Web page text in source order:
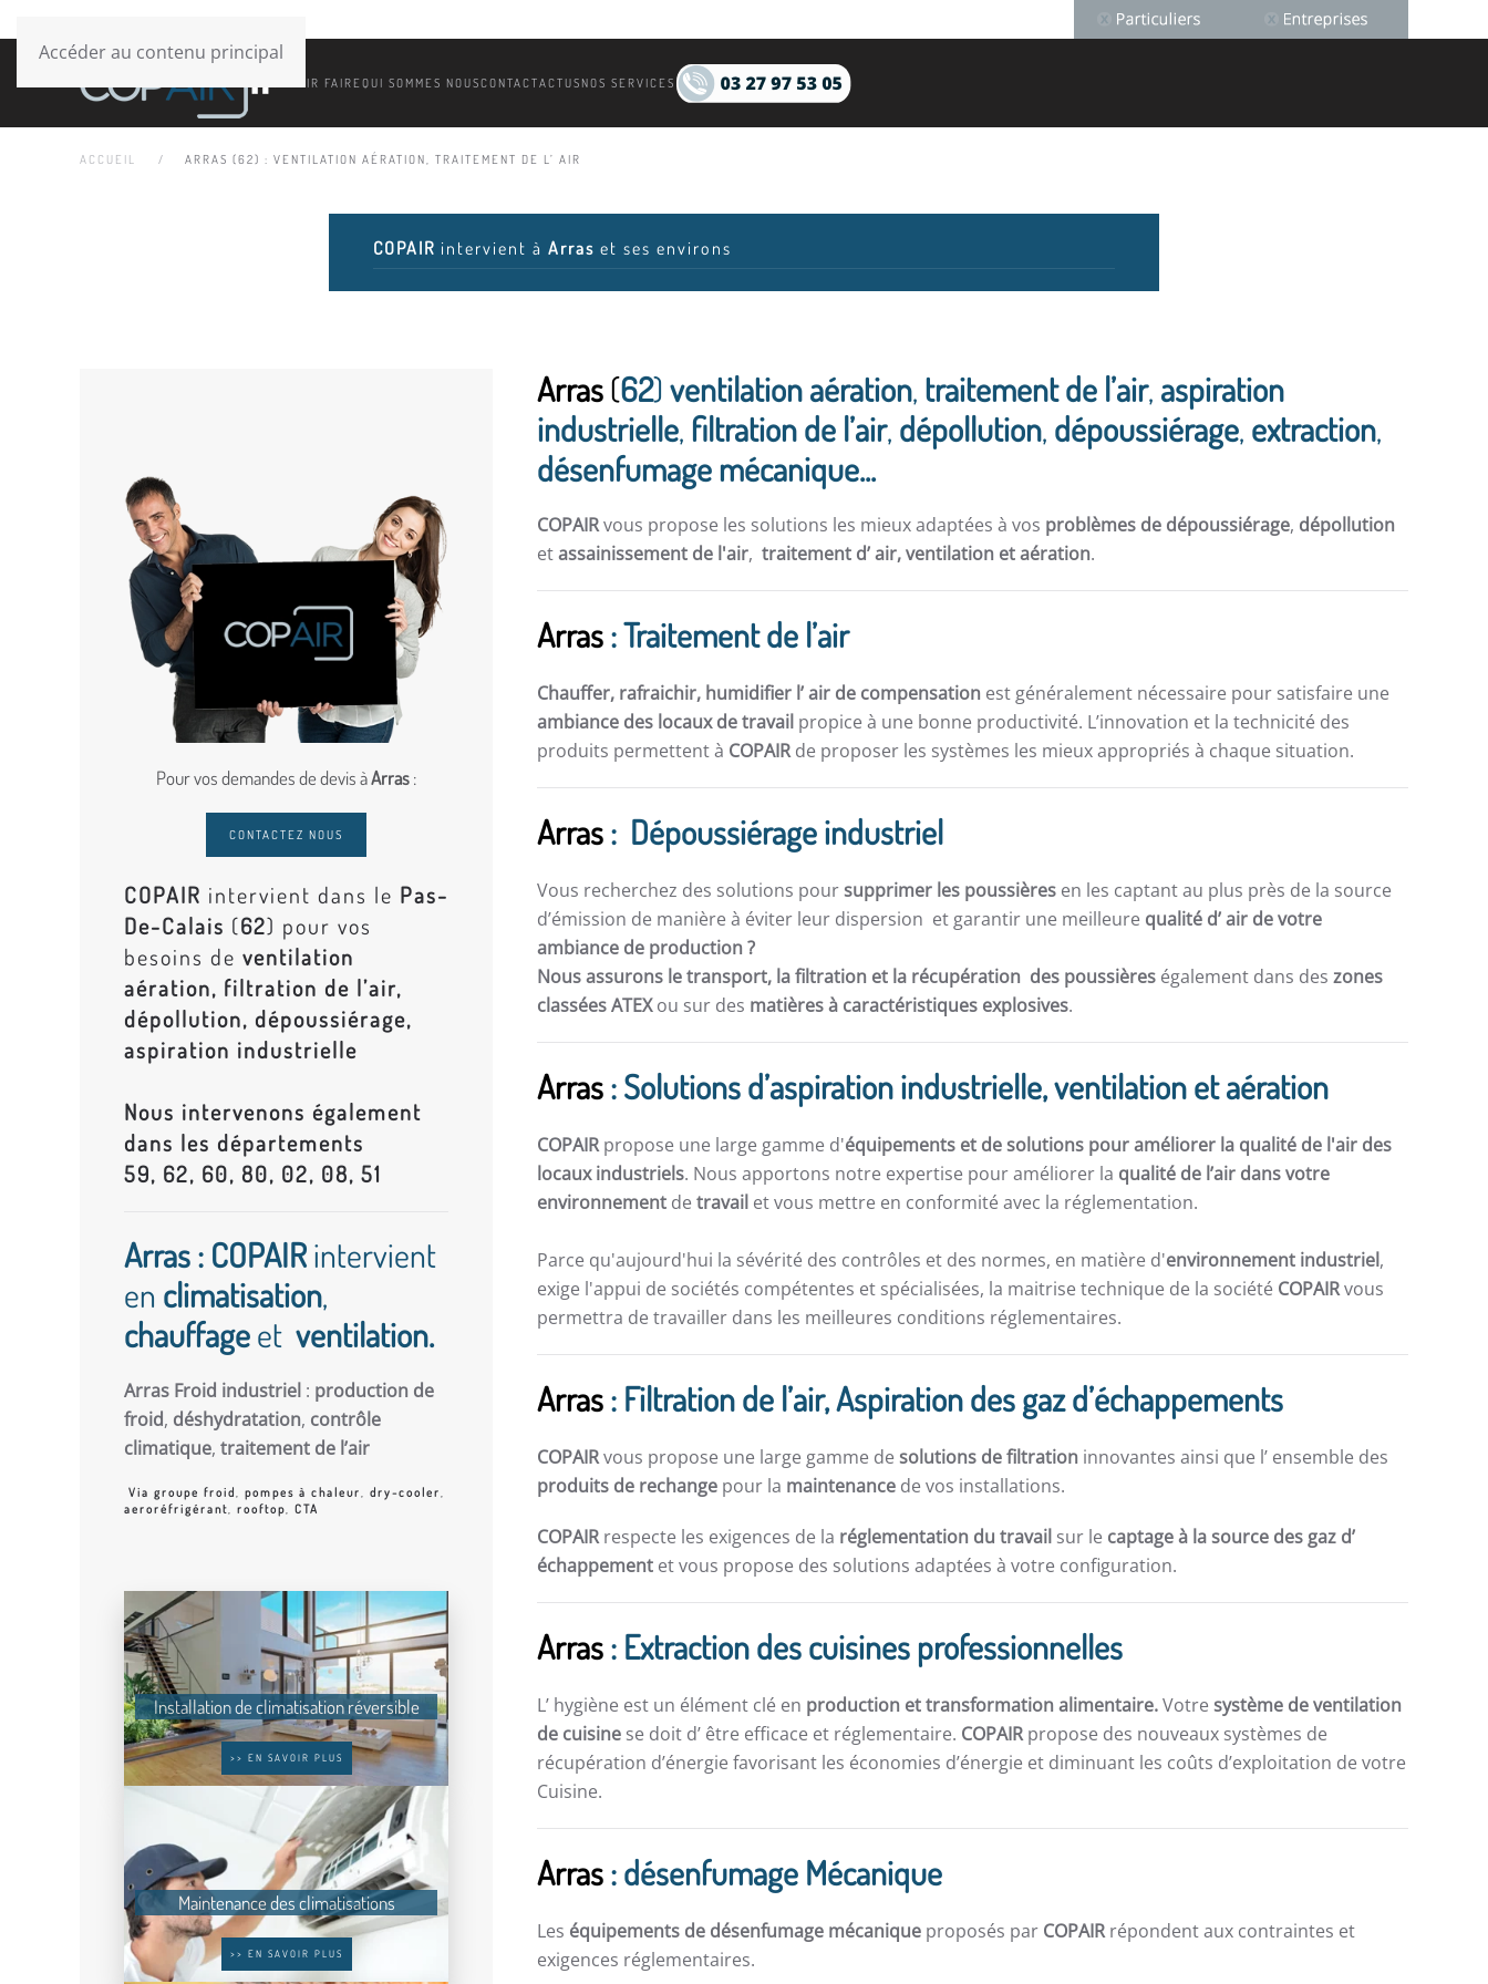
Accéder au contenu principal
SAVOIR FAIREQUI SOMMES NOUSCONTACTACTUS NOS SERVICES
ACCUEIL ARRAS (62) : VENTILATION AÉRATION, TRAITEMENT DE L’ AIR
COPAIR intervient à Arras et ses environs
Pour vos demandes de devis àArras:
CONTACTEZ NOUS
COPAIR intervient dans le Pas-
De-Calais (62) pour vos
besoins de ventilation
aération, filtration de l’air,
dépollution, dépoussiérage,
aspiration industrielle
Nous intervenons également
dans les départements
59, 62, 60, 80, 02, 08, 51
Arras : COPAIRintervient
en climatisation,
chauffageet ventilation.
Arras Froid industriel : production de
froid, déshydratation, contrôle
climatique, traitement de l’air
Via groupe froid pompes à chaleur dry-cooler
aeroréfrigérant
rooftop CTA
Installation de climatisation réversible
>> EN SAVOIR PLUS
Maintenance des climatisations
>> EN SAVOIR PLUS
Arras(62)ventilation aération, traitement de l’air, aspiration
industrielle, filtration de l’air, dépollution, dépoussiérage, extraction,
désenfumage mécanique...
COPAIRvous propose les solutions les mieux adaptées à vos problèmes de dépoussiérage, dépollution
etassainissement de l'air,traitement d’ air,ventilation et aération.
Arras: Traitement de l’air
Chauffer, rafraichir, humidifier l’ air de compensation est généralement nécessaire pour satisfaire une
ambiance des locaux de travail propice à une bonne productivité. L’innovation et la technicité des
produits permettent à COPAIRde proposer les systèmes les mieux appropriés à chaque situation.
Arras: Dépoussiérage industriel
Vous recherchez des solutions poursupprimer les poussières en les captant au plus près de la source
d’émission de manière à éviter leur dispersion et garantir une meilleure qualité d’ air de votre
ambiance de production ?
Nous assurons le transport, la filtration et la récupération des poussières également dans deszones
classées ATEXou sur des matières à caractéristiques explosives.
Arras: Solutions d’aspiration industrielle, ventilation et aération
COPAIRpropose une large gamme d'équipements et de solutions pour améliorer la qualité de l'air des
locaux industriels. Nous apportons notre expertise pour améliorer la qualité de l’air dans votre
environnement detravail et vous mettre en conformité avec la réglementation.
Parce qu'aujourd'hui la sévérité des contrôles et des normes, en matière d'environnement industriel,
exige l'appui de sociétés compétentes et spécialisées, la maitrise technique de la société COPAIRvous
permettra de travailler dans les meilleures conditions réglementaires.
Arras: Filtration de l’air, Aspiration des gaz d’échappements
COPAIRvous propose une large gamme desolutions de filtration innovantes ainsi que l’ ensemble des
produits de rechange pour la maintenance de vos installations.
COPAIRrespecte les exigences de la réglementation du travail sur le captage à la source des gaz d’
échappement et vous propose des solutions adaptées à votre configuration.
Arras: Extraction des cuisines professionnelles
L’ hygiène est un élément clé en production et transformation alimentaire.Votresystème de ventilation
de cuisine se doit d’ être efficace et réglementaire. COPAIRpropose des nouveaux systèmes de
récupération d’énergie favorisant les économies d’énergie et diminuant les coûts d’exploitation de votre
Cuisine.
Arras: désenfumage Mécanique
Les équipements de désenfumage mécanique proposés par COPAIRrépondent aux contraintes et
exigences réglementaires.